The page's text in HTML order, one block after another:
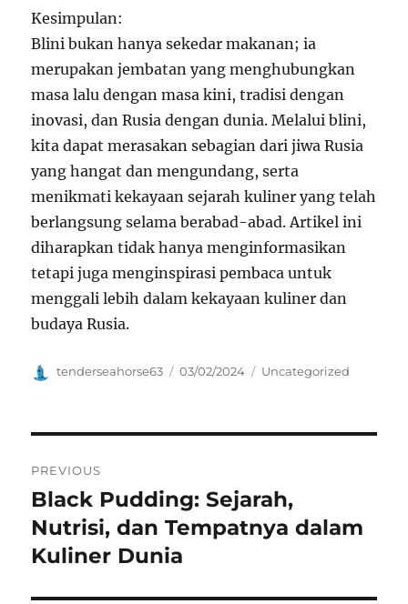
Kesimpulan:
Blini bukan hanya sekedar makanan; ia
merupakan jembatan yang menghubungkan
masa lalu dengan masa kini, tradisi dengan
inovasi, dan Rusia dengan dunia. Melalui blini,
kita dapat merasakan sebagian dari jiwa Rusia
yang hangat dan mengundang, serta
menikmati kekayaan sejarah kuliner yang telah
berlangsung selama berabad-abad. Artikel ini
diharapkan tidak hanya menginformasikan
tetapi juga menginspirasi pembaca untuk
menggali lebih dalam kekayaan kuliner dan
budaya Rusia.
Author
tenderseahorse63
Posted
03/02/2024 Categories
Uncategorized
pos
PREVIOUS
Previous
post:
Black Pudding: Sejarah,
Nutrisi, dan Tempatnya dalam
Kuliner Dunia